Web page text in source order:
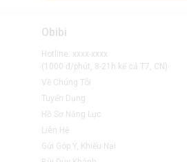
Obibi
Hotline: xxxx-xxxx
(1000 đ/phút, 8-21h kể cả T7, CN)
Về Chúng Tôi
Tuyển Dụng
Hồ Sơ Năng Lực
Liên Hệ
Gửi Góp Ý, Khiếu Nại